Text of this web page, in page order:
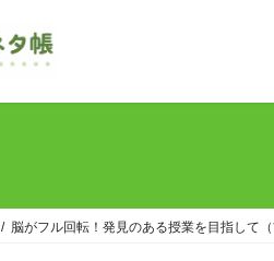
脳がフル回転！発見のある授業を目指して（